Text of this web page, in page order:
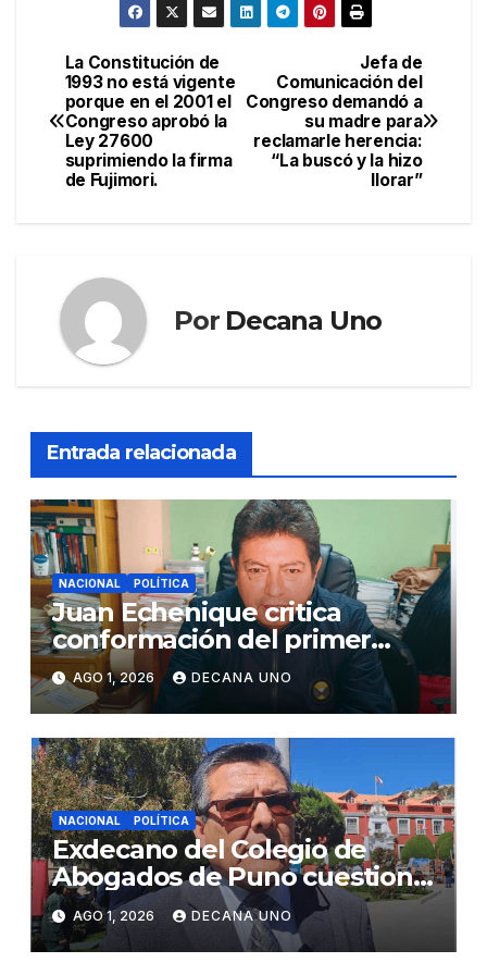
Navegación
de
entradas
Jefa de
Comunicación del
Congreso demandó a
su madre para
reclamarle herencia:
“La buscó y la hizo
llorar”
La Constitución de
1993 no está vigente
porque en el 2001 el
Congreso aprobó la
Ley 27600
suprimiendo la firma
de Fujimori.
Por Decana Uno
Entrada relacionada
NACIONAL POLÍTICA
Juan Echenique critica
conformación del primer
gabinete ministerial de Keiko
Fujimori
AGO 1, 2026 DECANA UNO
NACIONAL POLÍTICA
Exdecano del Colegio de
Abogados de Puno cuestiona
propuestas sobre seguridad
ciudadana
AGO 1, 2026 DECANA UNO